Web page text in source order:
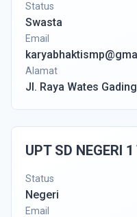
Status
Swasta
Email
Alamat
Jl. Raya Wates
UPT SD NEGERI
Status
Negeri
Email